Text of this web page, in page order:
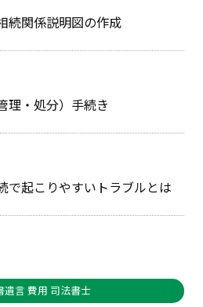
続関係説明図の作成
理・処分）手続き
で起こりやすいトラブルとは
遺言 費用 司法書士